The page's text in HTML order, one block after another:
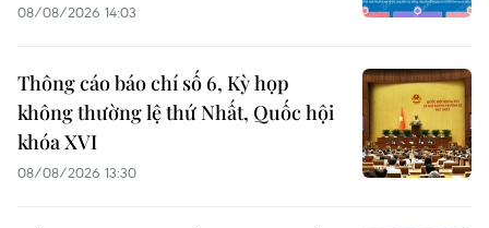
08/08/2026 14:03
Thông cáo báo chí số 6, Kỳ họp
không thường lệ thứ Nhất, Quốc hội
khóa XVI
08/08/2026 13:30